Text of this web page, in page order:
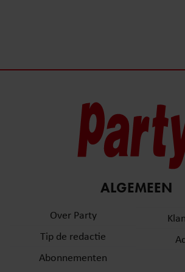
ALGEMEEN
Over Party
Tip de redactie
Abonnementen